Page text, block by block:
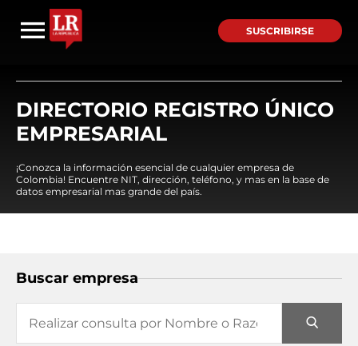
SUSCRIBIRSE
DIRECTORIO REGISTRO ÚNICO
EMPRESARIAL
¡Conozca la información esencial de cualquier empresa de
Colombia! Encuentre NIT, dirección, teléfono, y mas en la base de
datos empresarial mas grande del país.
Buscar empresa